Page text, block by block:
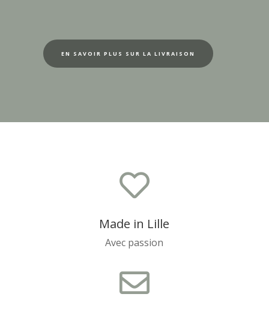
EN SAVOIR PLUS SUR LA LIVRAISON

Made in Lille
Avec passion
